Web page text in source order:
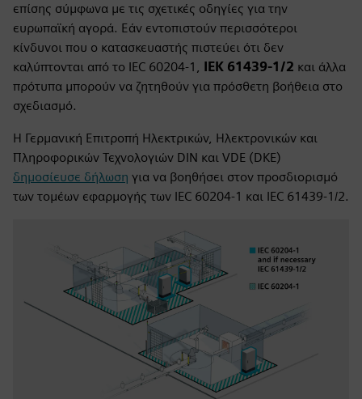
επίσης σύμφωνα με τις σχετικές οδηγίες για την
ευρωπαϊκή αγορά. Εάν εντοπιστούν περισσότεροι
κίνδυνοι που ο κατασκευαστής πιστεύει ότι δεν
καλύπτονται από το IEC 60204-1, ΙΕΚ 61439-1/2 και άλλα
πρότυπα μπορούν να ζητηθούν για πρόσθετη βοήθεια στο
σχεδιασμό.
Η Γερμανική Επιτροπή Ηλεκτρικών, Ηλεκτρονικών και
Πληροφορικών Τεχνολογιών DIN και VDE (DKE)
δημοσίευσε δήλωση για να βοηθήσει στον προσδιορισμό
των τομέων εφαρμογής των IEC 60204-1 και IEC 61439-1/2.